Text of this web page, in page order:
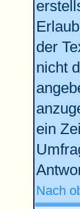
der
nicht
ein
Nach